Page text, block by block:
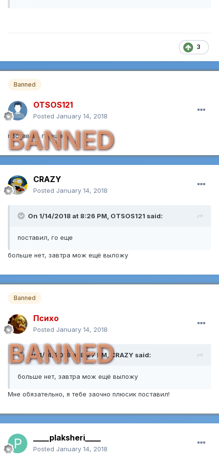
3
Banned
OTSOS121
Posted January 14, 2018
BANNED
поставил, го еще
CRAZY
Posted January 14, 2018
On 1/14/2018 at 8:26 PM, OTSOS121 said:
поставил, го еще
больше нет, завтра мож ещё выложу
Banned
Психо
Posted January 14, 2018
BANNED
On 1/14/2018 at 8:27 PM, CRAZY said:
больше нет, завтра мож ещё выложу
Мне обязательно, я тебе заочно плюсик поставил!
____plaksheri____
Posted January 14, 2018